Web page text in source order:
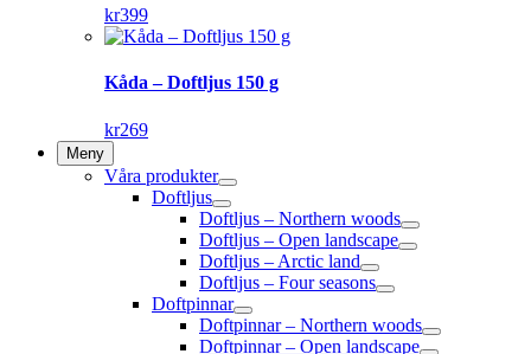
kr399
Kåda – Doftljus 150 g
kr269
Meny
Våra produkter
Doftljus
Doftljus – Northern woods
Doftljus – Open landscape
Doftljus – Arctic land
Doftljus – Four seasons
Doftpinnar
Doftpinnar – Northern woods
Doftpinnar – Open landscape